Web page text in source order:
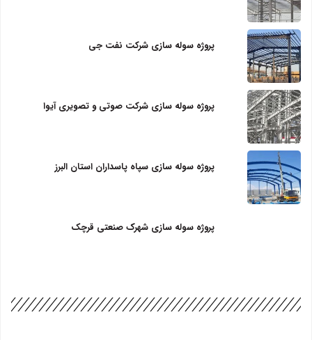
پروژه سوله سازی شرکت نفت جی
پروژه سوله سازی شرکت صوتی و تصویری آیوا
پروژه سوله سازی سپاه پاسداران استان البرز
پروژه سوله سازی شهرک صنعتی قرچک